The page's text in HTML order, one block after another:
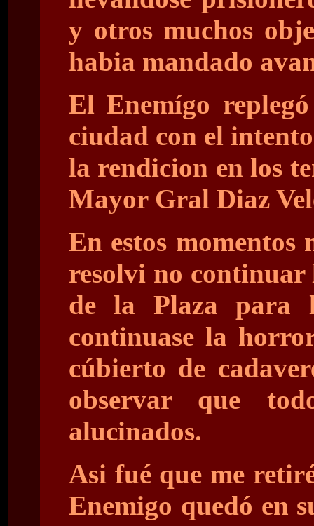
y otros muchos
habia mandado
El Enemígo
ciudad con el
la rendicion en los
Mayor Gral Diaz
En estos momentos
resolvi no continuar
de la Plaza para
continuase la
cúbierto de
observar que
alucinados.
Asi fué que me
Enemigo quedó en